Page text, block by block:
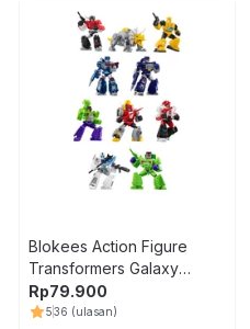
Blokees Action Figure
Transformers Galaxy
Version 3 The Autobot Run
Random
Rp79.900
536 (ulasan)